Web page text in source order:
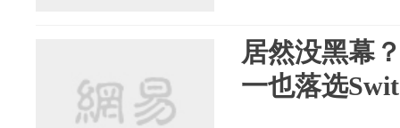
居然没黑幕
一也落选